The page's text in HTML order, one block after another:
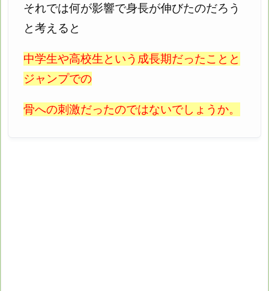
それでは何が影響で身長が伸びたのだろう
と考えると
中学生や高校生という成長期だったことと
ジャンプでの
骨への刺激だったのではないでしょうか。